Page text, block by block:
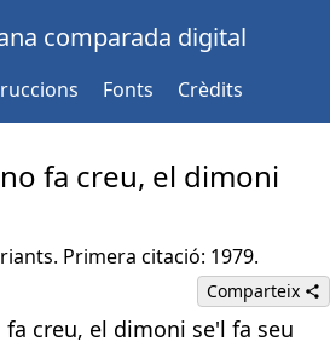
comparada digital
Fonts Crèdits
fa creu, el dimoni
Primera citació: 1979.
Comparteix
creu, el dimoni se'l fa seu